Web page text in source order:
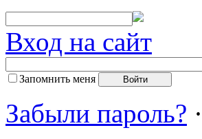
Вход на сайт
Запомнить меня
Забыли пароль? ·